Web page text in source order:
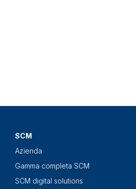
SCM
Azienda
Gamma completa SCM
SCM digital solutions